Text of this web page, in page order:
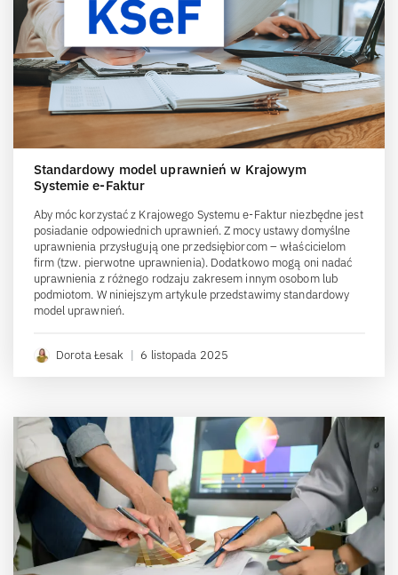
Standardowy model uprawnień w Krajowym
Systemie e-Faktur
Aby móc korzystać z Krajowego Systemu e-Faktur niezbędne jest
posiadanie odpowiednich uprawnień. Z mocy ustawy domyślne
uprawnienia przysługują one przedsiębiorcom – właścicielom
firm (tzw. pierwotne uprawnienia). Dodatkowo mogą oni nadać
uprawnienia z różnego rodzaju zakresem innym osobom lub
podmiotom. W niniejszym artykule przedstawimy standardowy
model uprawnień.
Dorota Łesak | 6 listopada 2025